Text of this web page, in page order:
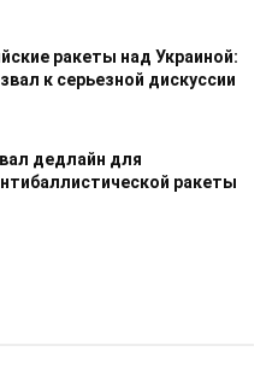
ракеты над Украиной:
к серьезной дискуссии
дедлайн для
ракеты